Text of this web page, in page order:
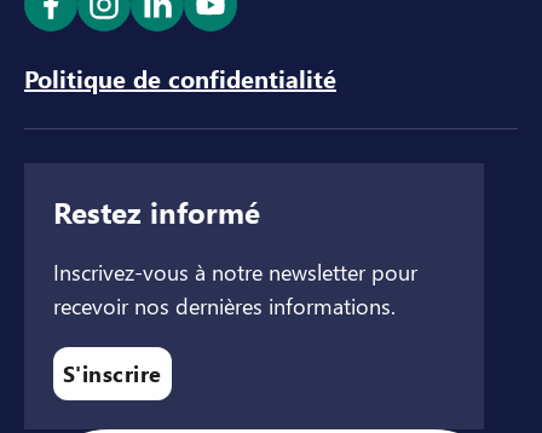
Ouvrir le lien dans un nouvel onglet
Ouvrir le lien dans un nouvel onglet
Ouvrir le lien dans un nouvel
Ouvrir le lien dans un
Politique de confidentialité
Restez informé
Inscrivez-vous à notre newsletter pour
recevoir nos dernières informations.
S'inscrire